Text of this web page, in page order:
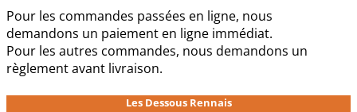
Pour les commandes passées en ligne, nous
demandons un paiement en ligne immédiat.
Pour les autres commandes, nous demandons un
règlement avant livraison.
Les Dessous Rennais